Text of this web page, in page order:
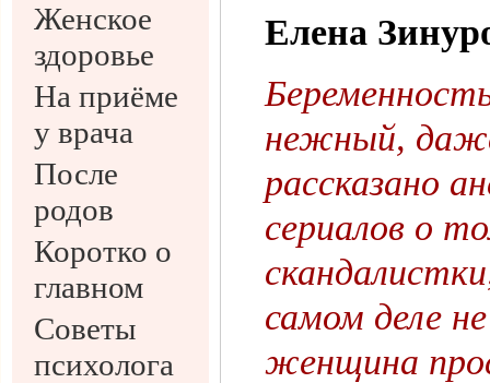
Женское
здоровье
На приёме
у врача
После
родов
Коротко о
главном
Советы
психолога
Елена
нежный,
рассказано
сериалов о
самом деле
женщина